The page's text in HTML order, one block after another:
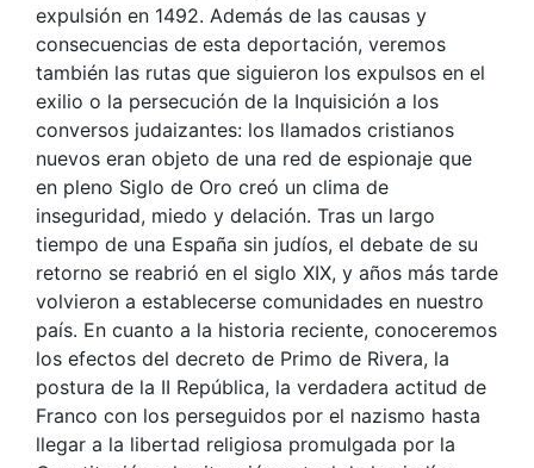
expulsión en 1492. Además de las causas y
consecuencias de esta deportación, veremos
también las rutas que siguieron los expulsos en el
exilio o la persecución de la Inquisición a los
conversos judaizantes: los llamados cristianos
nuevos eran objeto de una red de espionaje que
en pleno Siglo de Oro creó un clima de
inseguridad, miedo y delación. Tras un largo
tiempo de una España sin judíos, el debate de su
retorno se reabrió en el siglo XIX, y años más tarde
volvieron a establecerse comunidades en nuestro
país. En cuanto a la historia reciente, conoceremos
los efectos del decreto de Primo de Rivera, la
postura de la II República, la verdadera actitud de
Franco con los perseguidos por el nazismo hasta
llegar a la libertad religiosa promulgada por la